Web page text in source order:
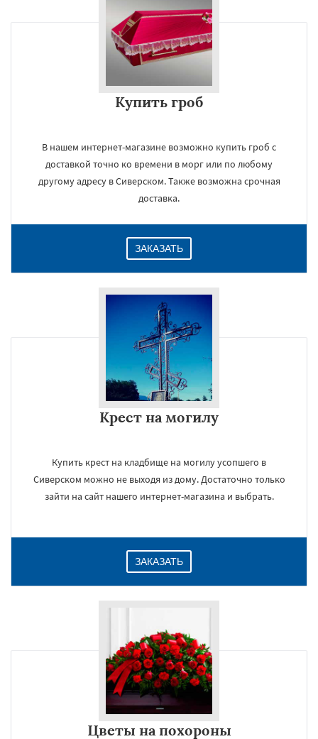
Купить гроб
В нашем интернет-магазине возможно купить гроб с
доставкой точно ко времени в морг или по любому
другому адресу в Сиверском. Также возможна срочная
доставка.
ЗАКАЗАТЬ
Крест на могилу
Купить крест на кладбище на могилу усопшего в
Сиверском можно не выходя из дому. Достаточно только
зайти на сайт нашего интернет-магазина и выбрать.
ЗАКАЗАТЬ
Цветы на похороны